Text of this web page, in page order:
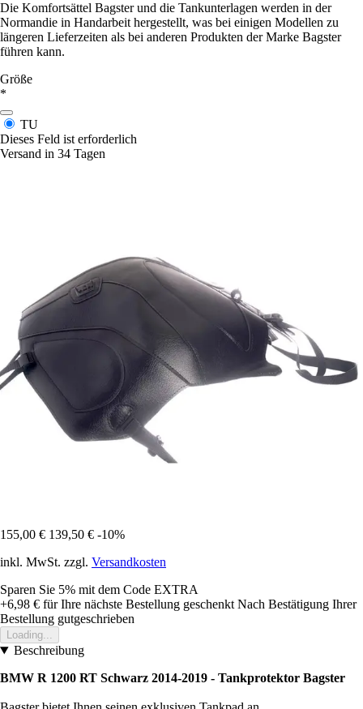
Die Komfortsättel Bagster und die Tankunterlagen werden in der
Normandie in Handarbeit hergestellt, was bei einigen Modellen zu
längeren Lieferzeiten als bei anderen Produkten der Marke Bagster
führen kann.
Größe
*
TU
Dieses Feld ist erforderlich
Versand in 34 Tagen
155,00 € 139,50 € -10%
inkl. MwSt. zzgl. Versandkosten
Sparen Sie 5% mit dem Code EXTRA
+6,98 € für Ihre nächste Bestellung geschenkt Nach Bestätigung Ihrer
Bestellung gutgeschrieben
Loading...
Beschreibung
BMW R 1200 RT Schwarz 2014-2019 - Tankprotektor Bagster